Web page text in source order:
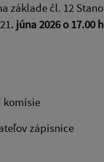
základe čl. 12
. júna 2026 o 17.00
zápisnice